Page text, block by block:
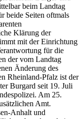
beim Landtag
beide Seiten oftmals
Klärung der
mit der Einrichtung
für die
der vom Landtag
Änderung des
Rheinland-Pfalz ist der
Burgard seit 19. Juli
Am 25.
Amt.
Anhalt und